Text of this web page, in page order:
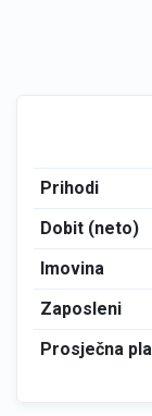
Prihodi
Dobit (neto)
Imovina
Zaposleni
Prosječna